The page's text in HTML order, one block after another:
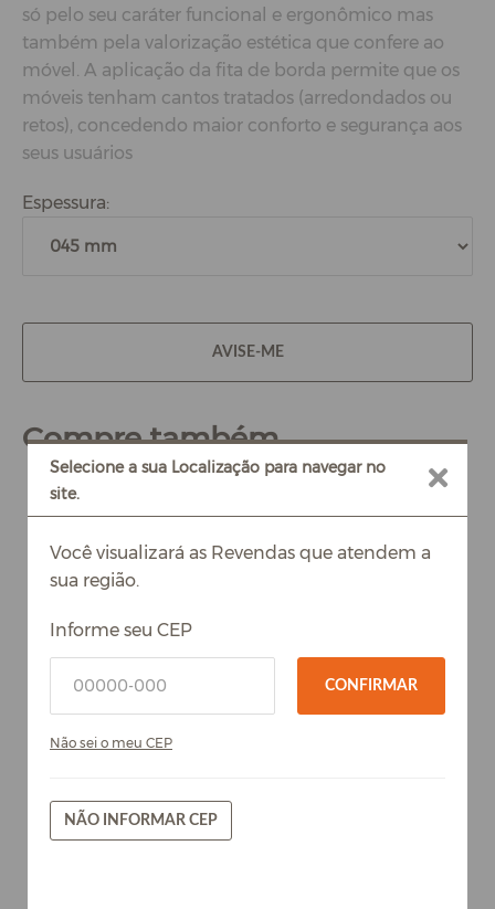
só pelo seu caráter funcional e ergonômico mas
também pela valorização estética que confere ao
móvel. A aplicação da fita de borda permite que os
móveis tenham cantos tratados (arredondados ou
retos), concedendo maior conforto e segurança aos
seus usuários
Espessura:
AVISE-ME
Compre também
Lord - Chapa de MDF Arauco 15mm
Você visualizará as Revendas que atendem a
sua região.
Informe seu CEP
CONFIRMAR
Não sei o meu CEP
NÃO INFORMAR CEP
Selecione a sua Localização para navegar no
site.